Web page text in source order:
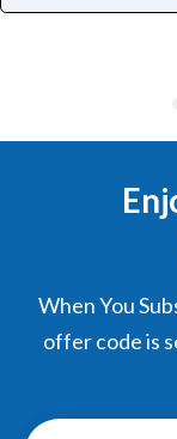
When You
offer code is
Inscrivez-